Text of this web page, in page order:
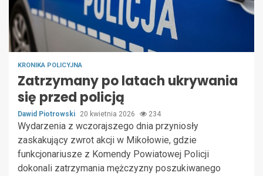
KRONIKA POLICYJNA
Zatrzymany po latach ukrywania
się przed policją
Dawid Piotrowski 20 kwietnia 2026 234
Wydarzenia z wczorajszego dnia przyniosły
zaskakujący zwrot akcji w Mikołowie, gdzie
funkcjonariusze z Komendy Powiatowej Policji
dokonali zatrzymania mężczyzny poszukiwanego